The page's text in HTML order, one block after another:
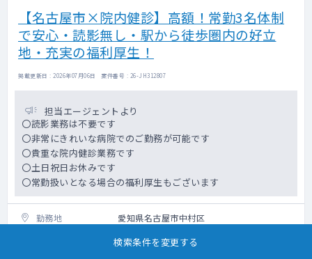
フトウェアサービス SSI） ・ PACS有（メ
ーカー：富士フイルム）
【名古屋市×院内健診】高額！常勤3名体制
で安心・読影無し・駅から徒歩圏内の好立
地・充実の福利厚生！
掲載更新日 : 2026年07月06日 案件番号 : 26-JH312807
担当エージェントより
〇読影業務は不要です
〇非常にきれいな病院でのご勤務が可能です
〇貴重な院内健診業務です
〇土日祝日お休みです
〇常勤扱いとなる場合の福利厚生もございます
勤務地 愛知県名古屋市中村区
不問
検索条件を変更する